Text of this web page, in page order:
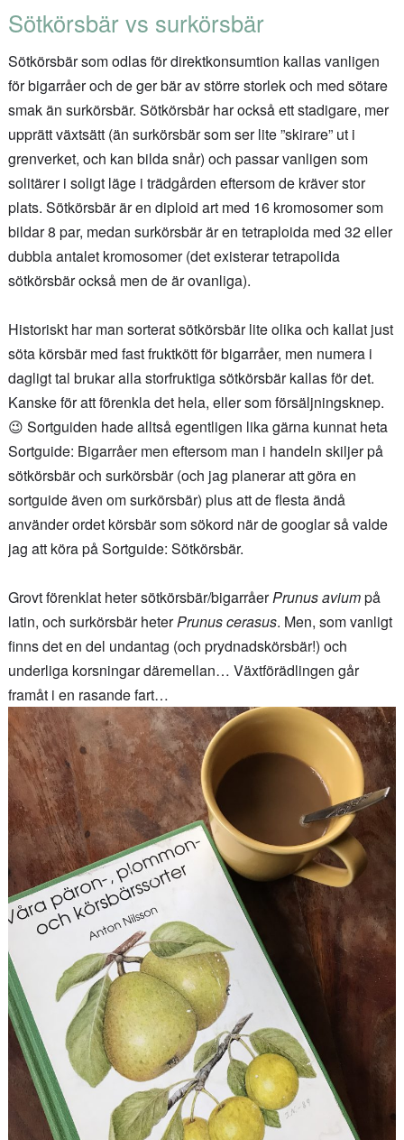
Sötkörsbär vs surkörsbär
Sötkörsbär som odlas för direktkonsumtion kallas vanligen
för bigarråer och de ger bär av större storlek och med sötare
smak än surkörsbär. Sötkörsbär har också ett stadigare, mer
upprätt växtsätt (än surkörsbär som ser lite ”skirare” ut i
grenverket, och kan bilda snår) och passar vanligen som
solitärer i soligt läge i trädgården eftersom de kräver stor
plats. Sötkörsbär är en diploid art med 16 kromosomer som
bildar 8 par, medan surkörsbär är en tetraploida med 32 eller
dubbla antalet kromosomer (det existerar tetrapolida
sötkörsbär också men de är ovanliga).
Historiskt har man sorterat sötkörsbär lite olika och kallat just
söta körsbär med fast fruktkött för bigarråer, men numera i
dagligt tal brukar alla storfruktiga sötkörsbär kallas för det.
Kanske för att förenkla det hela, eller som försäljningsknep.
😉 Sortguiden hade alltså egentligen lika gärna kunnat heta
Sortguide: Bigarråer men eftersom man i handeln skiljer på
sötkörsbär och surkörsbär (och jag planerar att göra en
sortguide även om surkörsbär) plus att de flesta ändå
använder ordet körsbär som sökord när de googlar så valde
jag att köra på Sortguide: Sötkörsbär.
Grovt förenklat heter sötkörsbär/bigarråerPrunus aviumpå
latin, och surkörsbär heterPrunus cerasus. Men, som vanligt
finns det en del undantag (och prydnadskörsbär!) och
underliga korsningar däremellan… Växtförädlingen går
framåt i en rasande fart…